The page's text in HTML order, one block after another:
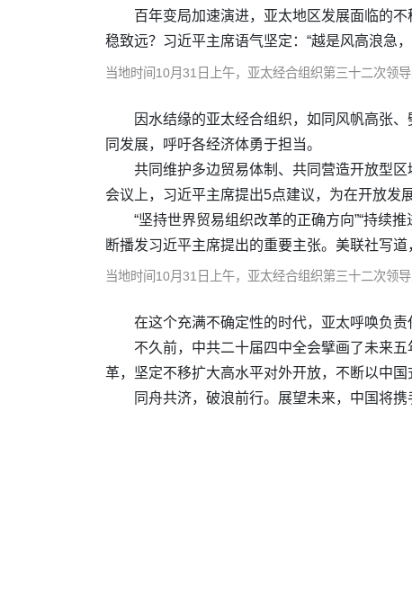
百年变局加速演进，亚太地区发展面临的
稳致远？习近平主席语气坚定：“越是风高浪急
当地时间10月31日上午，亚太经合组织第三十二次领
因水结缘的亚太经合组织，如同风帆高张
同发展，呼吁各经济体勇于担当。
共同维护多边贸易体制、共同营造开放型
会议上，习近平主席提出5点建议，为在开放发
“坚持世界贸易组织改革的正确方向”“持续
断播发习近平主席提出的重要主张。美联社写
当地时间10月31日上午，亚太经合组织第三十二次领
在这个充满不确定性的时代，亚太呼唤负
不久前，中共二十届四中全会擘画了未来
革，坚定不移扩大高水平对外开放，不断以中
同舟共济，破浪前行。展望未来，中国将